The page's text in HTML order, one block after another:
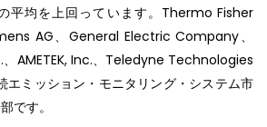
平均を上回っています。Thermo Fisher
AG、General Electric Company、
AMETEK, Inc.、Teledyne Technologies
ミッション・モニタリング・システム市
です。